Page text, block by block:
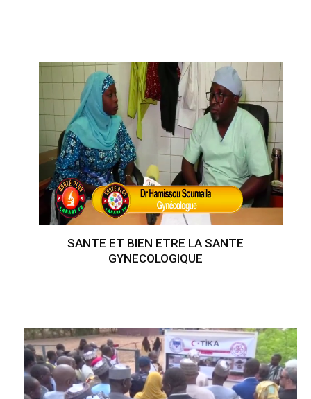
SANTE ET BIEN ETRE LA SANTE
GYNECOLOGIQUE